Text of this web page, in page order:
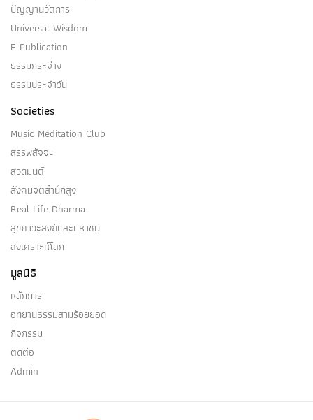
ปัญญานวัตการ
Universal Wisdom
E Publication
ธรรมกระจ่าง
ธรรมประจำวัน
Societies
Music Meditation Club
สรรพสัจจะ
สวดมนต์
สังคมจิตสำนึกสูง
Real Life Dharma
สุขภาวะสงฆ์และมหาชน
สงเคราะห์โลก
มูลนิธิ
หลักการ
อุทยานธรรมสามร้อยยอด
กิจกรรม
ติดต่อ
Admin